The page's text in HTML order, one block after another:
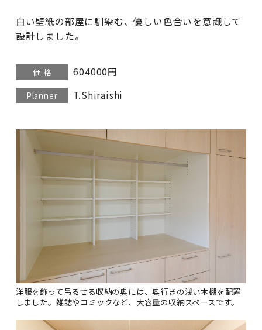
白い壁紙の部屋に馴染む、優しい色合いを意識して
設計しました。
価 格 604000円
Planner T.Shiraishi
洋服を飾って吊るせる収納の奥には、奥行きの浅い本棚を配置
しました。雑誌やコミックなど、大容量の収納スペースです。